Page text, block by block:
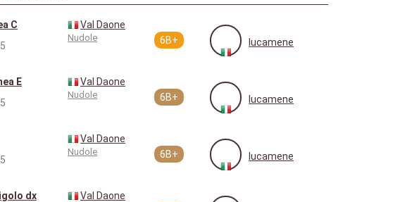
C
Val Daone
Nudole 6B+ lucamene
E
Val Daone
Nudole 6B+ lucamene
Val Daone
Nudole 6B+ lucamene
dx
Val Daone